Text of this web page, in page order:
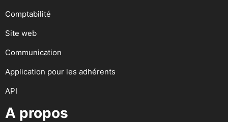
Comptabilité
Site web
Communication
Application pour les adhérents
API
A propos